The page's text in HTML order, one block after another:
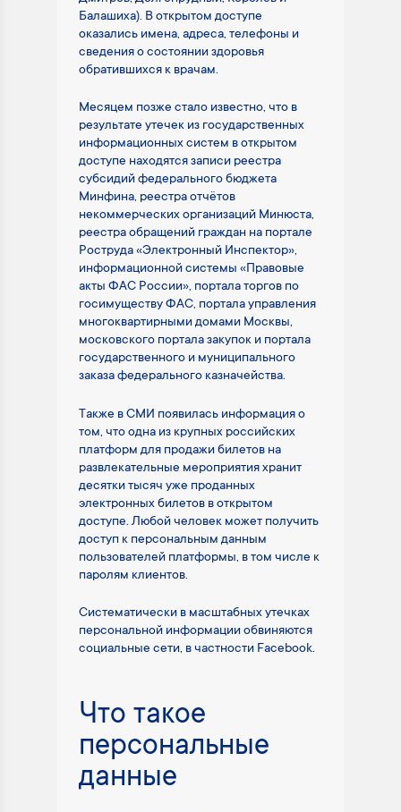
Балашиха). В открытом доступе
оказались имена, адреса, телефоны и
сведения о состоянии здоровья
обратившихся к врачам.
Месяцем позже стало известно, что в
результате утечек из государственных
информационных систем в открытом
доступе находятся записи реестра
субсидий федерального бюджета
Минфина, реестра отчётов
некоммерческих организаций Минюста,
реестра обращений граждан на портале
Роструда «Электронный Инспектор»,
информационной системы «Правовые
акты ФАС России», портала торгов по
госимуществу ФАС, портала управления
многоквартирными домами Москвы,
московского портала закупок и портала
государственного и муниципального
заказа федерального казначейства.
Также в СМИ появилась информация о
том, что одна из крупных российских
платформ для продажи билетов на
развлекательные мероприятия хранит
десятки тысяч уже проданных
электронных билетов в открытом
доступе. Любой человек может получить
доступ к персональным данным
пользователей платформы, в том числе к
паролям клиентов.
Систематически в масштабных утечках
персональной информации обвиняются
социальные сети, в частности Facebook.
Что такое
персональные
данные